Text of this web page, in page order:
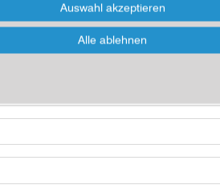
zur Abwicklung und zum Artikel
Auswahl akzeptieren
Alle ablehnen